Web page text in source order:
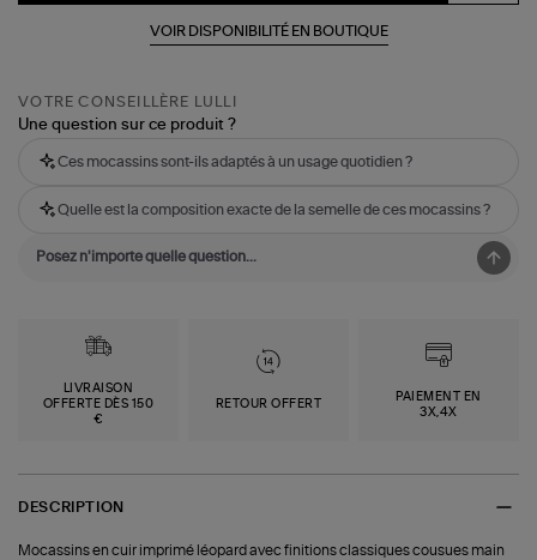
VOIR DISPONIBILITÉ EN BOUTIQUE
VOTRE CONSEILLÈRE LULLI
Une question sur ce produit ?
Ces mocassins sont-ils adaptés à un usage quotidien ?
Quelle est la composition exacte de la semelle de ces mocassins ?
LIVRAISON
OFFERTE DÈS 150
€
RETOUR OFFERT
PAIEMENT EN
3X,4X
DESCRIPTION
Mocassins en cuir imprimé léopard avec finitions classiques cousues main